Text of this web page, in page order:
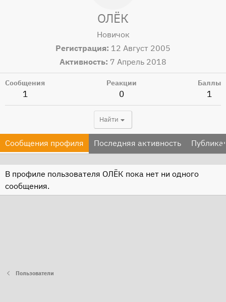
ОЛЁК
Новичок
Регистрация 12 Август 2005
Активность 7 Апрель 2018
Сообщения
1
Реакции
0
Баллы
1
Найти
Сообщения профиля Последняя активность
В профиле пользователя ОЛЁК пока нет ни одного
сообщения.
Пользователи